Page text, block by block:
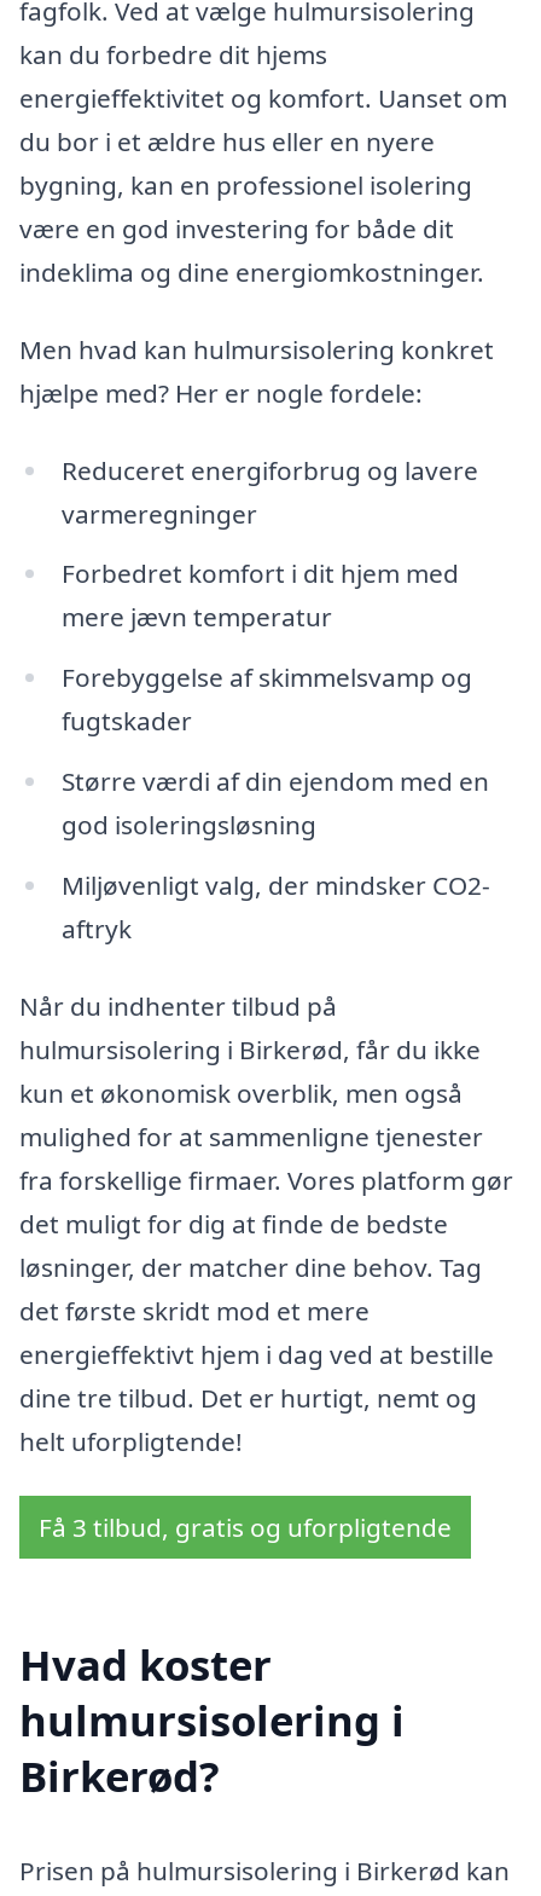
fagfolk. Ved at vælge hulmursisolering
kan du forbedre dit hjems
energieffektivitet og komfort. Uanset om
du bor i et ældre hus eller en nyere
bygning, kan en professionel isolering
være en god investering for både dit
indeklima og dine energiomkostninger.
Men hvad kan hulmursisolering konkret
hjælpe med? Her er nogle fordele:
Reduceret energiforbrug og lavere
varmeregninger
Forbedret komfort i dit hjem med
mere jævn temperatur
Forebyggelse af skimmelsvamp og
fugtskader
Større værdi af din ejendom med en
god isoleringsløsning
Miljøvenligt valg, der mindsker CO2-
aftryk
Når du indhenter tilbud på
hulmursisolering i Birkerød, får du ikke
kun et økonomisk overblik, men også
mulighed for at sammenligne tjenester
fra forskellige firmaer. Vores platform gør
det muligt for dig at finde de bedste
løsninger, der matcher dine behov. Tag
det første skridt mod et mere
energieffektivt hjem i dag ved at bestille
dine tre tilbud. Det er hurtigt, nemt og
helt uforpligtende!
Få 3 tilbud, gratis og uforpligtende
Hvad koster
hulmursisolering i
Birkerød?
Prisen på hulmursisolering i Birkerød kan